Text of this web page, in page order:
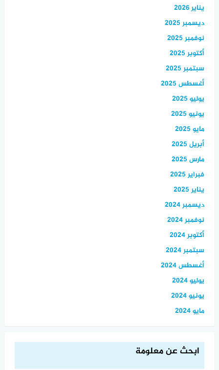
يناير 2026
ديسمبر 2025
نوفمبر 2025
أكتوبر 2025
سبتمبر 2025
أغسطس 2025
يوليو 2025
يونيو 2025
مايو 2025
أبريل 2025
مارس 2025
فبراير 2025
يناير 2025
ديسمبر 2024
نوفمبر 2024
أكتوبر 2024
سبتمبر 2024
أغسطس 2024
يوليو 2024
يونيو 2024
مايو 2024
ابحث عن معلومة